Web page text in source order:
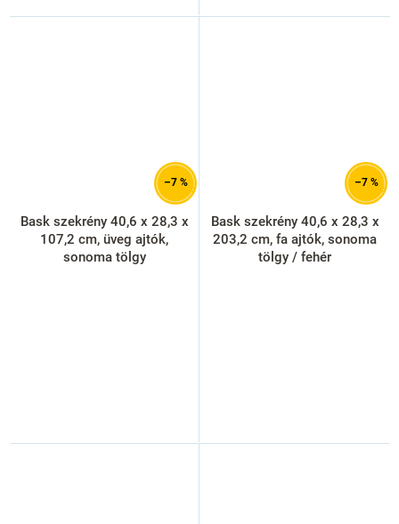
–7 %
Bask szekrény 40,6 x 28,3 x
107,2 cm, üveg ajtók,
sonoma tölgy
–7 %
Bask szekrény 40,6 x 28,3 x
203,2 cm, fa ajtók, sonoma
tölgy / fehér